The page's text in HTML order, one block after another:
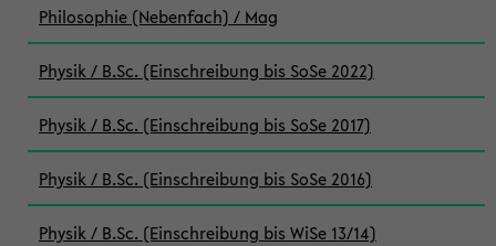
Philosophie (Nebenfach) / Mag
Physik / B.Sc. (Einschreibung bis SoSe 2022)
Physik / B.Sc. (Einschreibung bis SoSe 2017)
Physik / B.Sc. (Einschreibung bis SoSe 2016)
Physik / B.Sc. (Einschreibung bis WiSe 13/14)